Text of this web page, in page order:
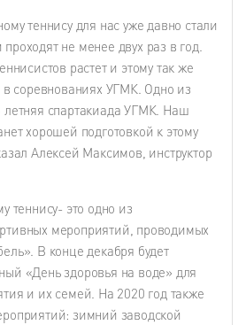
теннису для нас уже давно стали
не менее двух раз в год.
растет и этому так же
в соревнованиях УГМК. Одно из
летняя спартакиада УГМК. Наш
хорошей подготовкой к этому
Алексей Максимов, инструктор
теннису- это одно из
мероприятий, проводимых
В конце декабря будет
«День здоровья на воде» для
и их семей. На 2020 год также
зимний заводской